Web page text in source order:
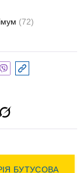
(72)